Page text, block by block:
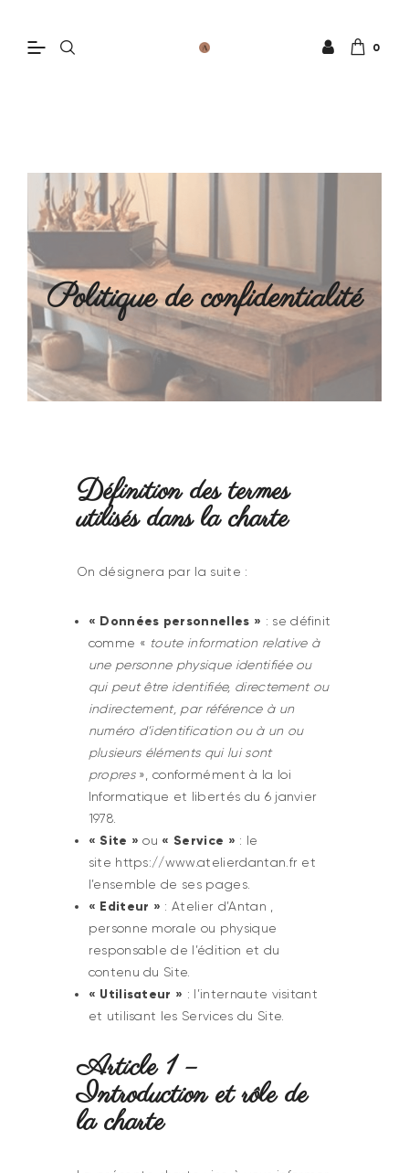
0
Politique de confidentialité
Définition des termes
utilisés dans la charte
On désignera par la suite :
« Données personnelles » : se définit
comme « toute information relative à
une personne physique identifiée ou
qui peut être identifiée, directement ou
indirectement, par référence à un
numéro d’identification ou à un ou
plusieurs éléments qui lui sont
propres», conformément à la loi
Informatique et libertés du 6 janvier
1978.
« Site » ou « Service » : le
site https://www.atelierdantan.fr et
l’ensemble de ses pages.
« Editeur » : Atelier d’Antan ,
personne morale ou physique
responsable de l’édition et du
contenu du Site.
« Utilisateur » : l’internaute visitant
et utilisant les Services du Site.
Article 1 –
Introduction et rôle de
la charte